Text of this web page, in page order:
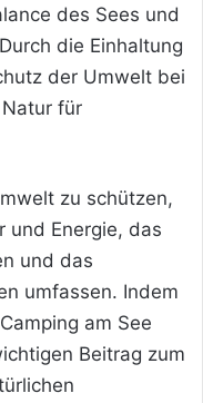
des Sees und
die Einhaltung
der Umwelt bei
für
zu schützen,
und Energie, das
und das
umfassen. Indem
am See
Beitrag zum